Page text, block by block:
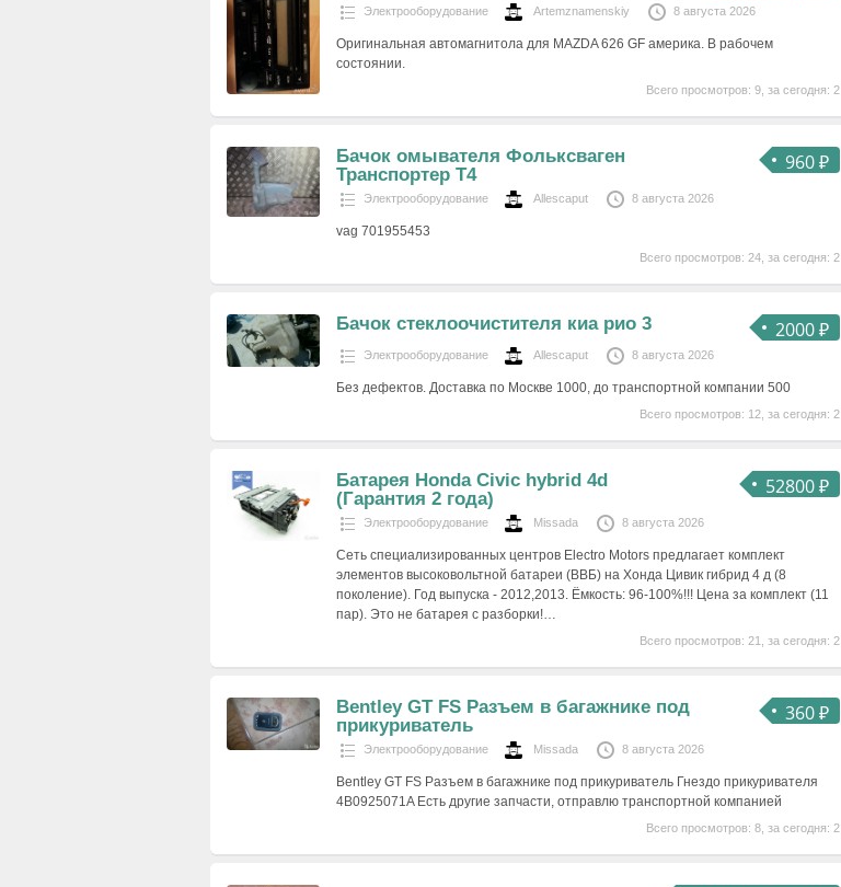
Электрооборудование Artemznamenskiy 8 августа 2026
Оригинальная автомагнитола для MAZDA 626 GF америка. В рабочем
состоянии.
Всего просмотров: 9, за сегодня: 2
960 ₽
Бачок омывателя Фольксваген
Транспортер T4
Электрооборудование Allescaput 8 августа 2026
vag 701955453
Всего просмотров: 24, за сегодня: 2
2000 ₽
Бачок стеклоочистителя киа рио 3
Электрооборудование Allescaput 8 августа 2026
Без дефектов. Доставка по Москве 1000, до транспортной компании 500
Всего просмотров: 12, за сегодня: 2
52800 ₽
Батарея Honda Civic hybrid 4d
(Гарантия 2 года)
Электрооборудование Missada 8 августа 2026
Сеть специализированных центров Electro Motors предлагает комплект
элементов высоковольтной батареи (ВВБ) на Хонда Цивик гибрид 4 д (8
поколение). Год выпуска - 2012,2013. Ёмкость: 96-100%!!! Цена за комплект (11
пар). Это не батарея с разборки!…
Всего просмотров: 21, за сегодня: 2
360 ₽
Bentley GT FS Разъем в багажнике под
прикуриватель
Электрооборудование Missada 8 августа 2026
Bentley GT FS Разъем в багажнике под прикуриватель Гнездо прикуривателя
4B0925071A Есть другие запчасти, отправлю транспортной компанией
Всего просмотров: 8, за сегодня: 2